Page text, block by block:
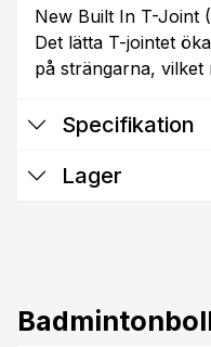
New Built In T-Joint
Det lätta T-jointet
på strängarna,
Specifikation
Lager